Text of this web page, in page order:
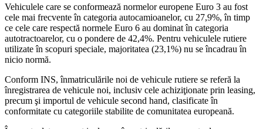
Vehiculele care se conformează normelor europene Euro 3 au fost
cele mai frecvente în categoria autocamioanelor, cu 27,9%, în timp
ce cele care respectă normele Euro 6 au dominat în categoria
autotractoarelor, cu o pondere de 42,4%. Pentru vehiculele rutiere
utilizate în scopuri speciale, majoritatea (23,1%) nu se încadrau în
nicio normă.
Conform INS, înmatriculările noi de vehicule rutiere se referă la
înregistrarea de vehicule noi, inclusiv cele achiziţionate prin leasing,
precum şi importul de vehicule second hand, clasificate în
conformitate cu categoriile stabilite de comunitatea europeană.